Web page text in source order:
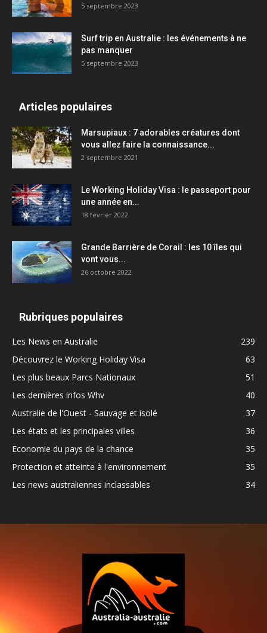
5 septembre 2023
Surf trip en Australie : les événements à ne
pas manquer
5 septembre 2023
Articles populaires
Marsupiaux : 7 adorables créatures dont
vous allez faire la connaissance...
2 septembre 2021
Le Working Holiday Visa : le passeport pour
une année en...
18 février 2022
Grande Barrière de Corail : les 10 îles qui
vont vous...
26 octobre 2022
Rubriques populaires
Les News en Australie
239
Découvrez le Working Holiday Visa
63
Les plus beaux Parcs Nationaux
51
Les dernières infos Whv
40
Australie de l'Ouest - Sauvage et isolé
37
Les états et les principales villes
36
Economie du pays de la chance
35
Protection et atteinte à l'environnement
35
Les news australiennes inclassables
34